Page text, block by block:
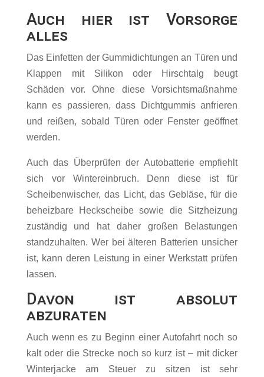
Auch hier ist Vorsorge
alles
Das Einfetten der Gummidichtungen an Türen und
Klappen mit Silikon oder Hirschtalg beugt
Schäden vor. Ohne diese Vorsichtsmaßnahme
kann es passieren, dass Dichtgummis anfrieren
und reißen, sobald Türen oder Fenster geöffnet
werden.
Auch das Überprüfen der Autobatterie empfiehlt
sich vor Wintereinbruch. Denn diese ist für
Scheibenwischer, das Licht, das Gebläse, für die
beheizbare Heckscheibe sowie die Sitzheizung
zuständig und hat daher großen Belastungen
standzuhalten. Wer bei älteren Batterien unsicher
ist, kann deren Leistung in einer Werkstatt prüfen
lassen.
Davon ist absolut
abzuraten
Auch wenn es zu Beginn einer Autofahrt noch so
kalt oder die Strecke noch so kurz ist – mit dicker
Winterjacke am Steuer zu sitzen ist sehr